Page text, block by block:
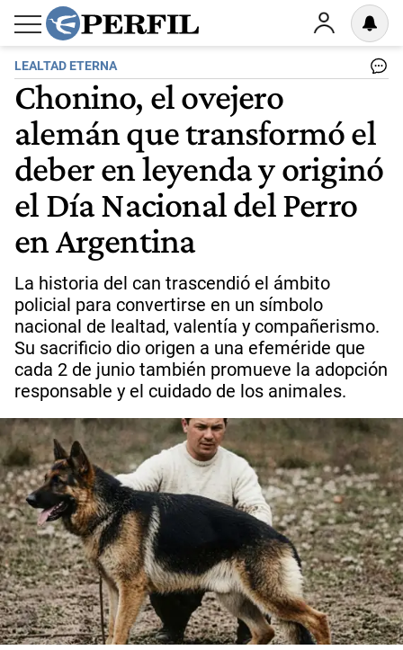
LEALTAD ETERNA
Chonino, el ovejero
alemán que transformó el
deber en leyenda y originó
el Día Nacional del Perro
en Argentina
La historia del can trascendió el ámbito
policial para convertirse en un símbolo
nacional de lealtad, valentía y compañerismo.
Su sacrificio dio origen a una efeméride que
cada 2 de junio también promueve la adopción
responsable y el cuidado de los animales.